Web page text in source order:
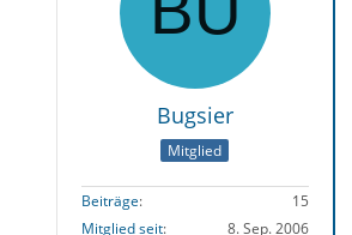
Bugsier
Mitglied
Beiträge
15
Mitglied seit
8. Sep. 2006